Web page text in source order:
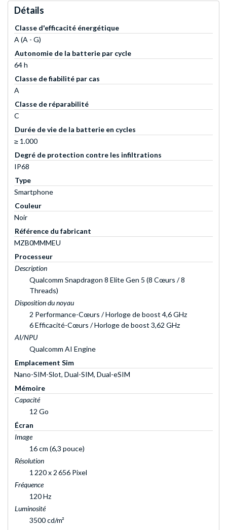
Détails
Classe d'efficacité énergétique
A (A - G)
Autonomie de la batterie par cycle
64 h
Classe de fiabilité par cas
A
Classe de réparabilité
C
Durée de vie de la batterie en cycles
≥ 1.000
Degré de protection contre les infiltrations
IP68
Type
Smartphone
Couleur
Noir
Référence du fabricant
MZB0MMMEU
Processeur
Description
Qualcomm Snapdragon 8 Elite Gen 5 (8 Cœurs / 8
Threads)
Disposition du noyau
2 Performance-Cœurs / Horloge de boost 4,6 GHz
6 Efficacité-Cœurs / Horloge de boost 3,62 GHz
AI/NPU
Qualcomm AI Engine
Emplacement Sim
Nano-SIM-Slot, Dual-SIM, Dual-eSIM
Mémoire
Capacité
12 Go
Écran
Image
16 cm (6,3 pouce)
Résolution
1 220 x 2 656 Pixel
Fréquence
120 Hz
Luminosité
3500 cd/m²